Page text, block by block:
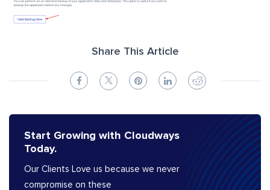
Share This Article
Start Growing with Cloudways
Today.
Our Clients Love us because we never
compromise on these